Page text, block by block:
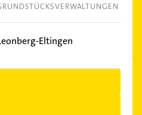
Eltingen